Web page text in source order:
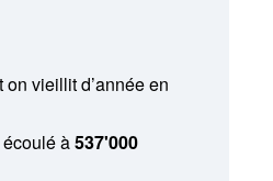
vieillit d’année en
à537'000